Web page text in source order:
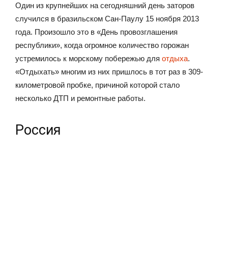
Один из крупнейших на сегодняшний день заторов
случился в бразильском Сан-Паулу 15 ноября 2013
года. Произошло это в «День провозглашения
республики», когда огромное количество горожан
устремилось к морскому побережью для отдыха.
«Отдыхать» многим из них пришлось в тот раз в 309-
километровой пробке, причиной которой стало
несколько ДТП и ремонтные работы.
Россия